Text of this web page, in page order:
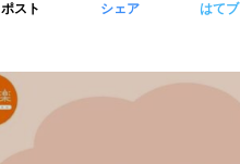
ポスト シェア はてブ